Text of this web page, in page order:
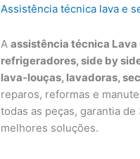
Assistência técnica lava e
Aassistência técnica Lava
refrigeradores, side by
lava-louças, lavadoras,
reparos, reformas e
todas as peças, garantia
melhores soluções.